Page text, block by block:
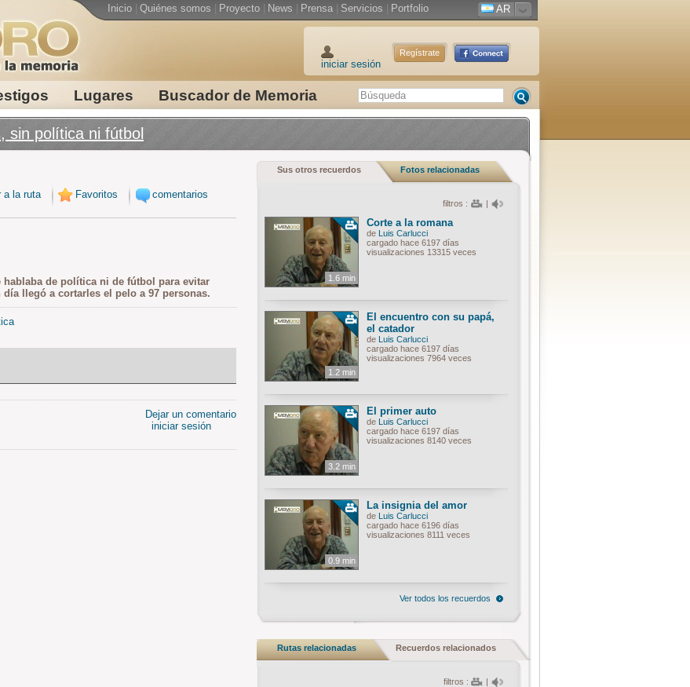
Lugares Buscador de Memoria
Inicio Quiénes somos Proyecto News Prensa Servicios Portfolio AR
iniciar sesión
Regístrate
sin política ni fútbol
a la ruta Favoritos comentarios
de política ni de fútbol para evitar
llegó a cortarles el pelo a 97 personas.
Dejar un comentario
iniciar sesión
Sus otros recuerdos Fotos relacionadas
filtros : |
1.6 min
Corte a la romana
de Luis Carlucci
cargado hace 6197 días
visualizaciones 13315 veces
1.2 min
El encuentro con su papá,
el catador
de Luis Carlucci
cargado hace 6197 días
visualizaciones 7964 veces
3.2 min
El primer auto
de Luis Carlucci
cargado hace 6197 días
visualizaciones 8140 veces
0.9 min
La insignia del amor
de Luis Carlucci
cargado hace 6196 días
visualizaciones 8111 veces
Ver todos los recuerdos
Rutas relacionadas Recuerdos relacionados
filtros : |